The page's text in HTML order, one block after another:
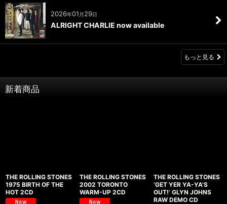
2026年01 月 29日
ALRIGHT CHARLIE now available
もっと見る
新着商品
THE ROLLING STONES
1975 BIRTH OF THE
HOT 2CD
THE ROLLING STONES
2002 TORONTO
WARM-UP 2CD
THE ROLLING STONES
‘GET YER YA-YA’S
OUT!’ GLYN JOHNS
RAW DEMO CD